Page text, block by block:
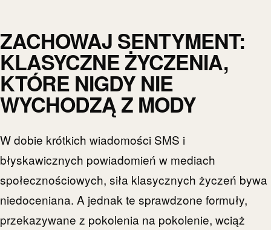
ZACHOWAJ SENTYMENT:
KLASYCZNE ŻYCZENIA,
KTÓRE NIGDY NIE
WYCHODZĄ Z MODY
W dobie krótkich wiadomości SMS i
błyskawicznych powiadomień w mediach
społecznościowych, siła klasycznych życzeń bywa
niedoceniana. A jednak te sprawdzone formuły,
przekazywane z pokolenia na pokolenie, wciąż